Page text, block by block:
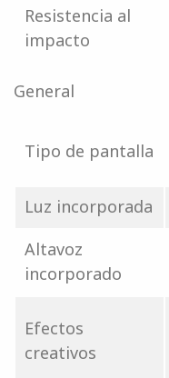
Resistencia al
impacto
General
Tipo de pantalla
Luz incorporada
Altavoz
incorporado
Efectos
creativos